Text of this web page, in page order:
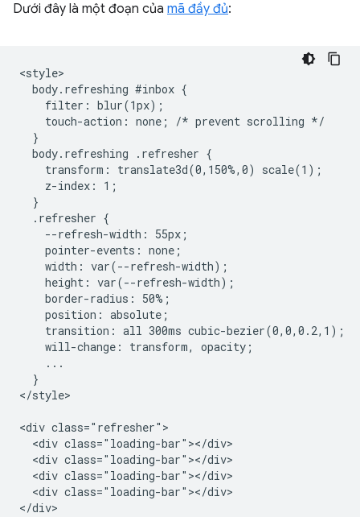
Dưới đây là một đoạn của mã đầy đủ:
<style>
  body.refreshing #inbox {
    filter: blur(1px);
    touch-action: none; /* prevent scrolling */
  }
  body.refreshing .refresher {
    transform: translate3d(0,150%,0) scale(1);
    z-index: 1;
  }
  .refresher {
    --refresh-width: 55px;
    pointer-events: none;
    width: var(--refresh-width);
    height: var(--refresh-width);
    border-radius: 50%;
    position: absolute;
    transition: all 300ms cubic-bezier(0,0,0.2,1);
    will-change: transform, opacity;
    ...
  }
</style>
<div class="refresher">
  <div class="loading-bar"></div>
  <div class="loading-bar"></div>
  <div class="loading-bar"></div>
  <div class="loading-bar"></div>
</div>